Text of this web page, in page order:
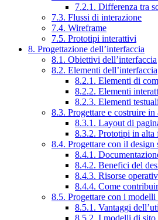
7.2.1. Differenza tra
7.3. Flussi di interazione
7.4. Wireframe
7.5. Prototipi interattivi
8. Progettazione dell’interfaccia
8.1. Obiettivi dell’interfaccia
8.2. Elementi dell’interfaccia
8.2.1. Elementi di
8.2.2. Elementi
8.2.3. Elementi
8.3. Progettare e costruire in
8.3.1. Layout di
8.3.2. Prototipi in alta
8.4. Progettare con il design
8.4.1.
8.4.2. Benefici del
8.4.3. Risorse
8.4.4. Come
8.5. Progettare con i
8.5.1. Vantaggi
8.5.2. I modelli di